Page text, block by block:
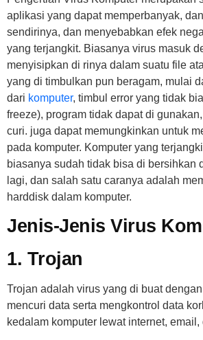
aplikasi yang dapat memperbanyak,
sendirinya, dan menyebabkan efek
yang terjangkit. Biasanya virus masuk
menyisipkan di rinya dalam suatu file
yang di timbulkan pun beragam, mulai
dari komputer, timbul error yang tidak
freeze), program tidak dapat di
curi. juga dapat memungkinkan untuk
pada komputer. Komputer yang
biasanya sudah tidak bisa di bersihkan
lagi, dan salah satu caranya adalah
harddisk dalam komputer.
Jenis-Jenis Virus
1. Trojan
Trojan adalah virus yang di buat
mencuri data serta mengkontrol data
kedalam komputer lewat internet,